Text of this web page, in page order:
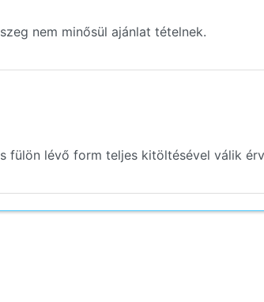
nem minősül ajánlat tételnek.
fülön lévő form teljes kitöltésével válik